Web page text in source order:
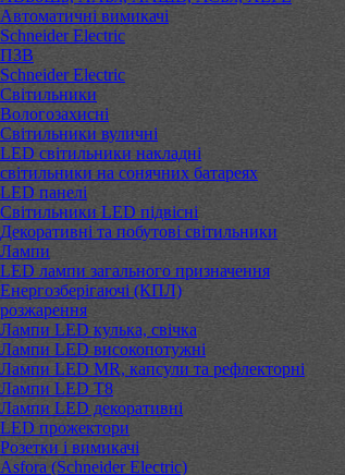
Автоматичні вимикачі
Schneider Electric
ПЗВ
Schneider Electric
Світильники
Вологозахисні
Світильники вуличні
LED світильники накладні
світильники на сонячних батареях
LED панелі
Світильники LED підвісні
Декоративні та побутові світильники
Лампи
LED лампи загального призначення
Енергозберігаючі (КПЛ)
розжарення
Лампи LED кулька, свічка
Лампи LED високопотужні
Лампи LED MR, капсули та рефлекторні
Лампи LED Т8
Лампи LED декоративні
LED прожектори
Розетки і вимикачі
Asfora (Schneider Electric)